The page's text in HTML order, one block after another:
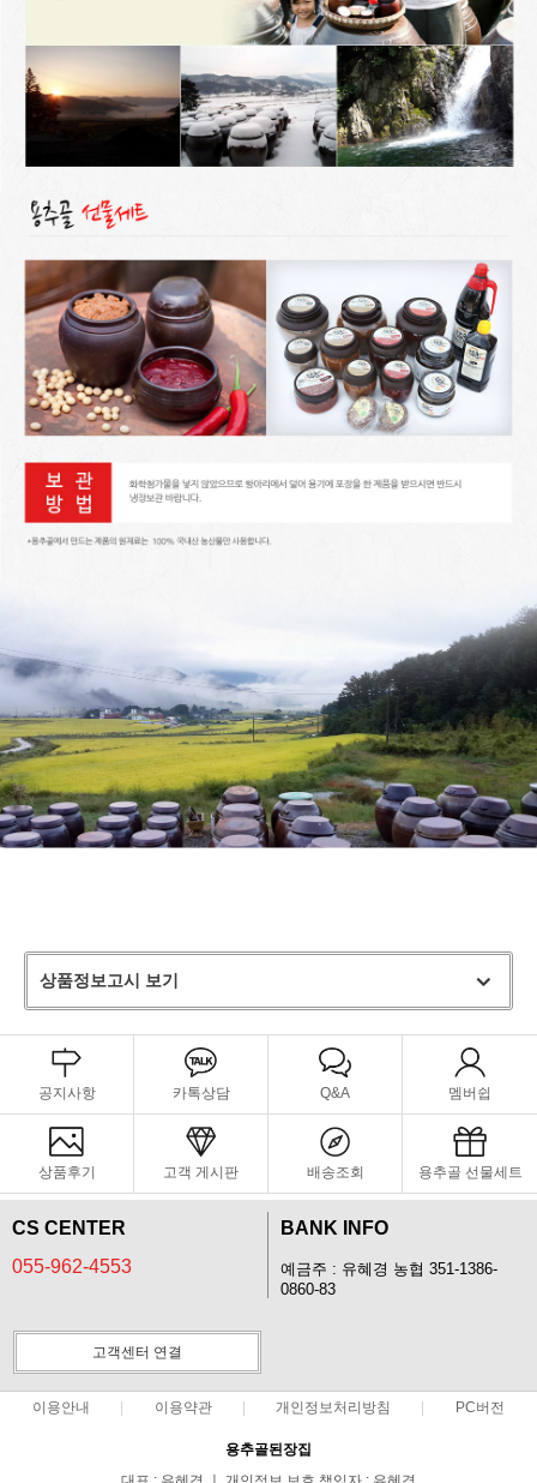
상품정보고시 보기
공지사항 카톡상담 Q&A 멤버쉽
상품후기 고객 게시판 배송조회 용추골 선물세트
CS CENTER
055-962-4553
BANK INFO
예금주 : 유혜경 농협 351-1386-
0860-83
고객센터 연결
이용안내 이용약관 개인정보처리방침 PC버전
용추골된장집